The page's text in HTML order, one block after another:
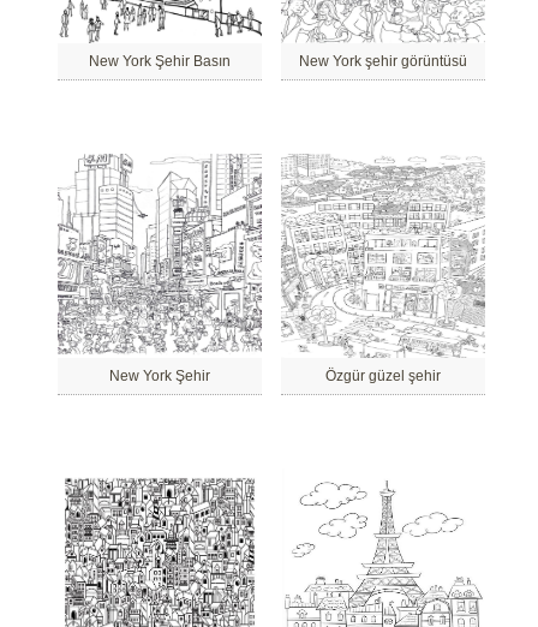
New York Şehir Basın New York şehir görüntüsü
New York Şehir Özgür güzel şehir